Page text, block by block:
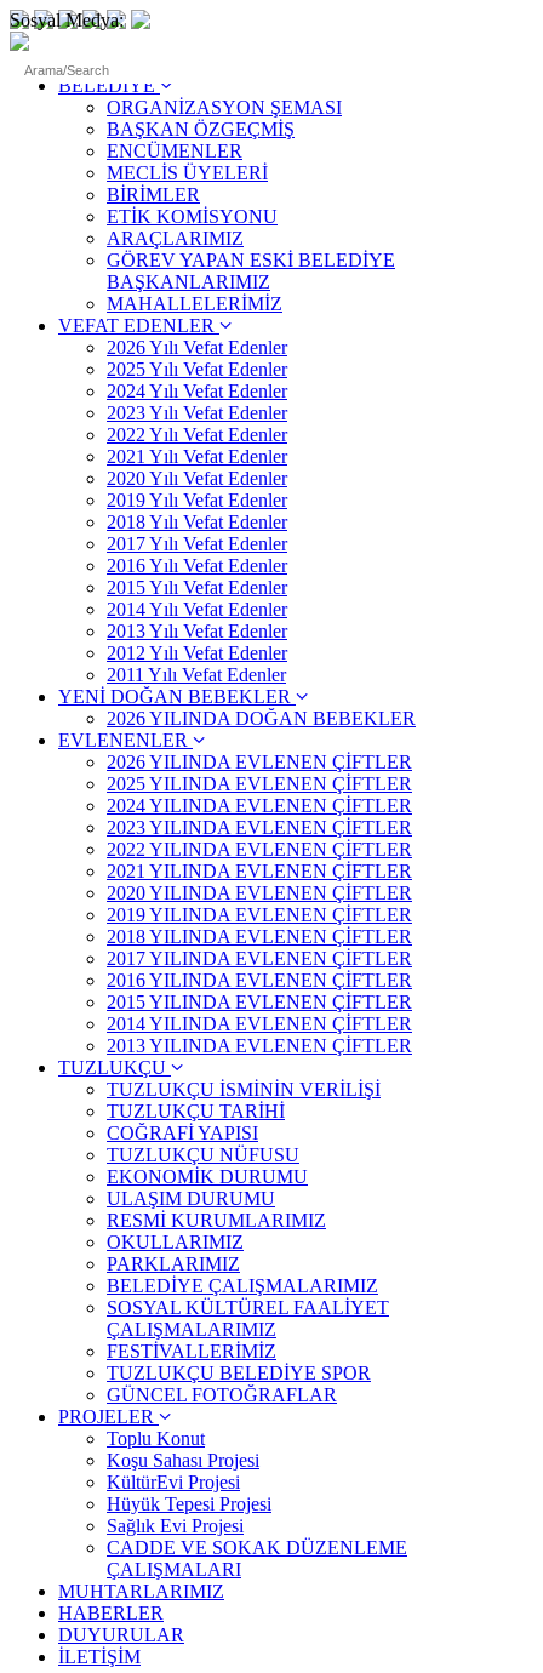
Sosyal Medya:
ANASAYFA
BELEDİYE
ORGANİZASYON ŞEMASI
BAŞKAN ÖZGEÇMİŞ
ENCÜMENLER
MECLİS ÜYELERİ
BİRİMLER
ETİK KOMİSYONU
ARAÇLARIMIZ
GÖREV YAPAN ESKİ BELEDİYE
BAŞKANLARIMIZ
MAHALLELERİMİZ
VEFAT EDENLER
2026 Yılı Vefat Edenler
2025 Yılı Vefat Edenler
2024 Yılı Vefat Edenler
2023 Yılı Vefat Edenler
2022 Yılı Vefat Edenler
2021 Yılı Vefat Edenler
2020 Yılı Vefat Edenler
2019 Yılı Vefat Edenler
2018 Yılı Vefat Edenler
2017 Yılı Vefat Edenler
2016 Yılı Vefat Edenler
2015 Yılı Vefat Edenler
2014 Yılı Vefat Edenler
2013 Yılı Vefat Edenler
2012 Yılı Vefat Edenler
2011 Yılı Vefat Edenler
YENİ DOĞAN BEBEKLER
2026 YILINDA DOĞAN BEBEKLER
EVLENENLER
2026 YILINDA EVLENEN ÇİFTLER
2025 YILINDA EVLENEN ÇİFTLER
2024 YILINDA EVLENEN ÇİFTLER
2023 YILINDA EVLENEN ÇİFTLER
2022 YILINDA EVLENEN ÇİFTLER
2021 YILINDA EVLENEN ÇİFTLER
2020 YILINDA EVLENEN ÇİFTLER
2019 YILINDA EVLENEN ÇİFTLER
2018 YILINDA EVLENEN ÇİFTLER
2017 YILINDA EVLENEN ÇİFTLER
2016 YILINDA EVLENEN ÇİFTLER
2015 YILINDA EVLENEN ÇİFTLER
2014 YILINDA EVLENEN ÇİFTLER
2013 YILINDA EVLENEN ÇİFTLER
TUZLUKÇU
TUZLUKÇU İSMİNİN VERİLİŞİ
TUZLUKÇU TARİHİ
COĞRAFİ YAPISI
TUZLUKÇU NÜFUSU
EKONOMİK DURUMU
ULAŞIM DURUMU
RESMİ KURUMLARIMIZ
OKULLARIMIZ
PARKLARIMIZ
BELEDİYE ÇALIŞMALARIMIZ
SOSYAL KÜLTÜREL FAALİYET
ÇALIŞMALARIMIZ
FESTİVALLERİMİZ
TUZLUKÇU BELEDİYE SPOR
GÜNCEL FOTOĞRAFLAR
PROJELER
Toplu Konut
Koşu Sahası Projesi
KültürEvi Projesi
Hüyük Tepesi Projesi
Sağlık Evi Projesi
CADDE VE SOKAK DÜZENLEME
ÇALIŞMALARI
MUHTARLARIMIZ
HABERLER
DUYURULAR
İLETİŞİM